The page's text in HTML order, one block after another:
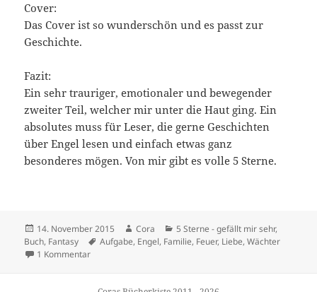
Cover:
Das Cover ist so wunderschön und es passt zur
Geschichte.
Fazit:
Ein sehr trauriger, emotionaler und bewegender
zweiter Teil, welcher mir unter die Haut ging. Ein
absolutes muss für Leser, die gerne Geschichten
über Engel lesen und einfach etwas ganz
besonderes mögen. Von mir gibt es volle 5 Sterne.
Veröffentlicht
am
14. November 2015 Autor
Cora Kategorien
5 Sterne - gefällt mir sehr,
Buch, Fantasy Schlagwörter
Aufgabe, Engel, Familie, Feuer, Liebe,Wächter
1 Kommentarzu Unearthly 02: Heiliges Feuer – Cynthia Hand